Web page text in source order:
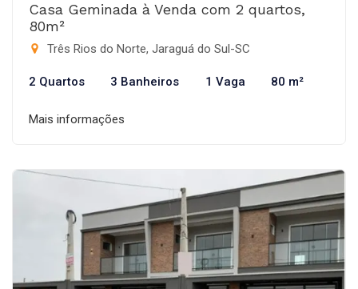
Casa Geminada à Venda com 2 quartos,
80m²
Três Rios do Norte, Jaraguá do Sul-SC
2 Quartos 3 Banheiros 1 Vaga 80 m²
Mais informações